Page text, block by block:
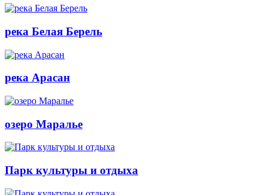
река Белая Берель
река Арасан
озеро Маралье
Парк культуры и отдыха